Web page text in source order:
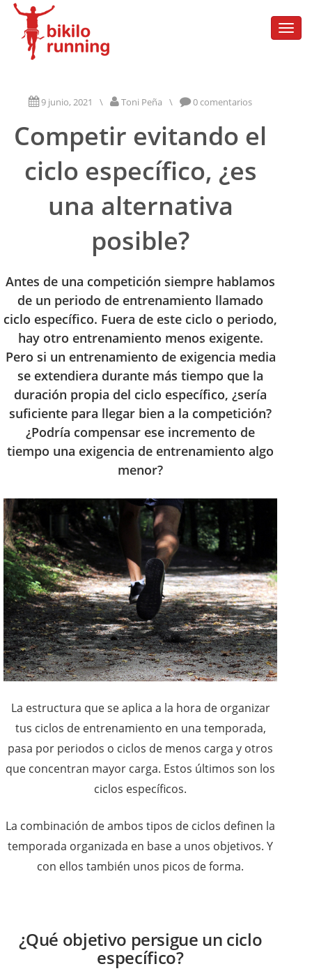
9 junio, 2021 \ Toni Peña \ 0 comentarios
Competir evitando el
ciclo específico, ¿es
una alternativa
posible?
Antes de una competición siempre hablamos
de un periodo de entrenamiento llamado
ciclo específico. Fuera de este ciclo o periodo,
hay otro entrenamiento menos exigente.
Pero si un entrenamiento de exigencia media
se extendiera durante más tiempo que la
duración propia del ciclo específico, ¿sería
suficiente para llegar bien a la competición?
¿Podría compensar ese incremento de
tiempo una exigencia de entrenamiento algo
menor?
La estructura que se aplica a la hora de organizar
tus ciclos de entrenamiento en una temporada,
pasa por periodos o ciclos de menos carga y otros
que concentran mayor carga. Estos últimos son los
ciclos específicos.
La combinación de ambos tipos de ciclos definen la
temporada organizada en base a unos objetivos. Y
con ellos también unos picos de forma.
¿Qué objetivo persigue un ciclo
específico?